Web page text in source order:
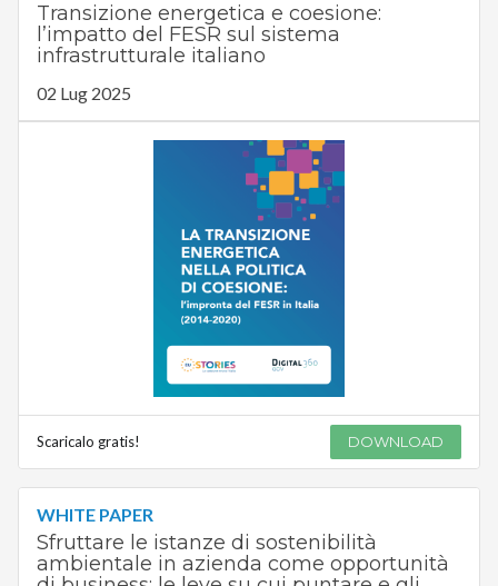
Transizione energetica e coesione:
l’impatto del FESR sul sistema
infrastrutturale italiano
02 Lug 2025
Scaricalo gratis! DOWNLOAD
WHITE PAPER
Sfruttare le istanze di sostenibilità
ambientale in azienda come opportunità